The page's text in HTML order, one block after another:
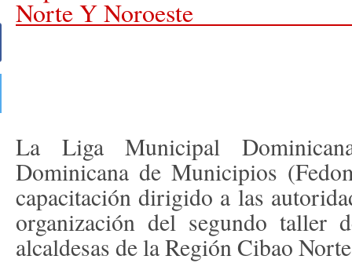
Norte Y Noroeste
La Liga Municipal
Dominicana de Municipios
capacitación dirigido a las
organización del segundo taller
alcaldesas de la Región Cibao